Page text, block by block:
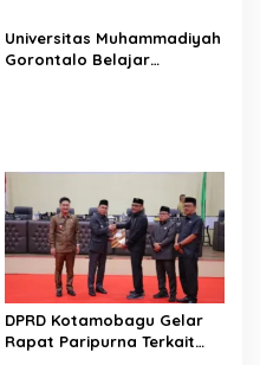
Universitas Muhammadiyah
Gorontalo Belajar
DPRD Kotamobagu Gelar
Rapat Paripurna Terkait